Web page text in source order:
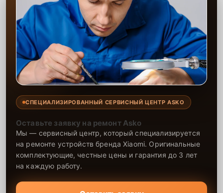
СПЕЦИАЛИЗИРОВАННЫЙ СЕРВИСНЫЙ ЦЕНТР ASKO
Оставьте заявку на ремонт Asko
Мы — сервисный центр, который специализируется
на ремонте устройств бренда Xiaomi. Оригинальные
комплектующие, честные цены и гарантия до 3 лет
на каждую работу.